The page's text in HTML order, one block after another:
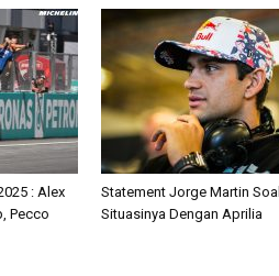
: Alex
Pecco
Statement Jorge Martin Soal
Situasinya Dengan Aprilia